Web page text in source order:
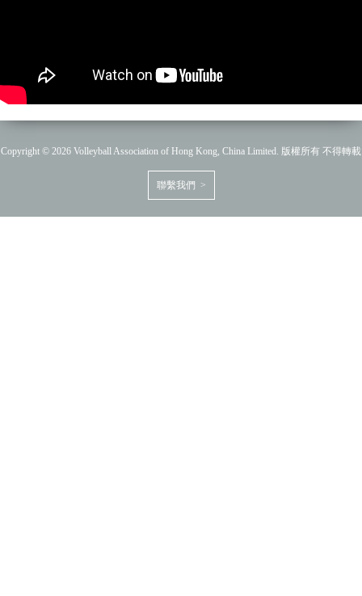
Copyright © 2026 Volleyball Association of Hong Kong, China Limited. 版權所有 不得轉載
聯繫我們 >